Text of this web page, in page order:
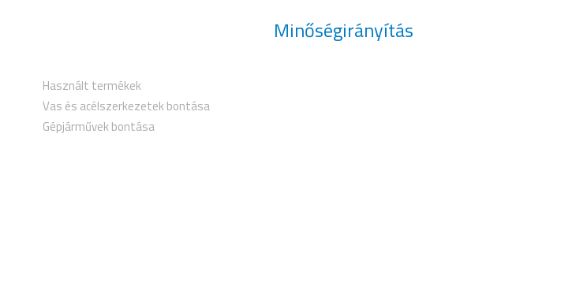
Használt termékek
Vas és acélszerkezetek bontása
Gépjárművek bontása
Minőségirányítás